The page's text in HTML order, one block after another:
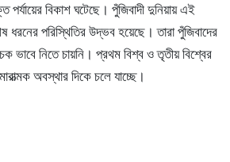
বিকাশ ঘটেছে। পুঁজিবাদী দুনিয়ায় এই
ধরনের পরিস্থিতির উদ্ভব হয়েছে। তারা পুঁজিবাদের
ভাবে নিতে চায়নি। প্রথম বিশ্ব ও তৃতীয় বিশ্বের
অবস্থার দিকে চলে যাচ্ছে।